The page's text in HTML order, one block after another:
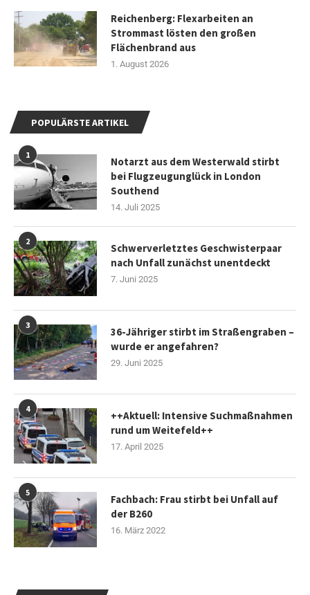
Reichenberg: Flexarbeiten an
Strommast lösten den großen
Flächenbrand aus
1. August 2026
POPULÄRSTE ARTIKEL
1
Notarzt aus dem Westerwald stirbt
bei Flugzeugunglück in London
Southend
14. Juli 2025
2
Schwerverletztes Geschwisterpaar
nach Unfall zunächst unentdeckt
7. Juni 2025
3
36-Jähriger stirbt im Straßengraben –
wurde er angefahren?
29. Juni 2025
4
++Aktuell: Intensive Suchmaßnahmen
rund um Weitefeld++
17. April 2025
5
Fachbach: Frau stirbt bei Unfall auf
der B260
16. März 2022